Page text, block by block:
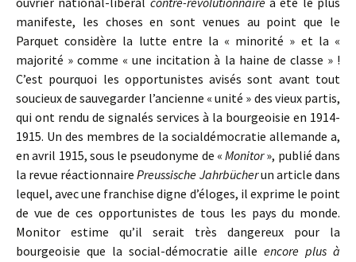
manifeste, les choses en sont venues au point que le
Parquet considère la lutte entre la « minorité » et la «
majorité » comme « une incitation à la haine de classe » !
C’est pourquoi les opportunistes avisés sont avant tout
soucieux de sauvegarder l’ancienne « unité » des vieux partis,
qui ont rendu de signalés services à la bourgeoisie en 1914-
1915. Un des membres de la socialdémocratie allemande a,
en avril 1915, sous le pseudonyme de «Monitor», publié dans
la revue réactionnairePreussische Jahrbücherun article dans
lequel, avec une franchise digne d’éloges, il exprime le point
de vue de ces opportunistes de tous les pays du monde.
Monitor estime qu’il serait très dangereux pour la
bourgeoisie que la social-démocratie ailleencore plus à